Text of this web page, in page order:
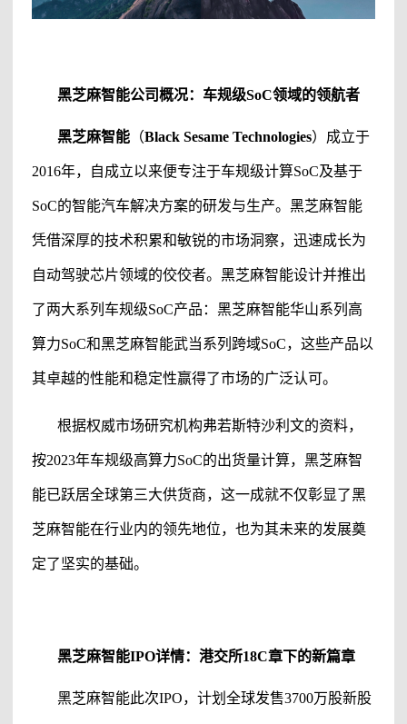
黑芝麻智能公司概况：车规级SoC领域的领航者
黑芝麻智能（Black Sesame Technologies） 成立于
2016年，自成立以来便专注于车规级计算SoC及基于
SoC的智能汽车解决方案的研发与生产。 黑芝麻智能
凭借深厚的技术积累和敏锐的市场洞察，迅速成长为
自动驾驶芯片领域的佼佼者。 黑芝麻智能设计并推出
了两大系列车规级SoC产品： 黑芝麻智能华山系列 高
算力SoC和黑芝麻智能武当系列 跨域SoC，这些产品以
其卓越的性能和稳定性赢得了市场的广泛认可。
根据权威市场研究机构弗若斯特沙利文的资料，
按2023年车规级高算力SoC的出货量计算， 黑芝麻智
能已跃居全球第三大供货商，这一成就不仅彰显了黑
芝麻智能在行业内的领先地位，也为其未来的发展奠
定了坚实的基础。
黑芝麻智能IPO详情：港交所18C章下的新篇章
黑芝麻智能此次IPO，计划全球发售3700万股新股